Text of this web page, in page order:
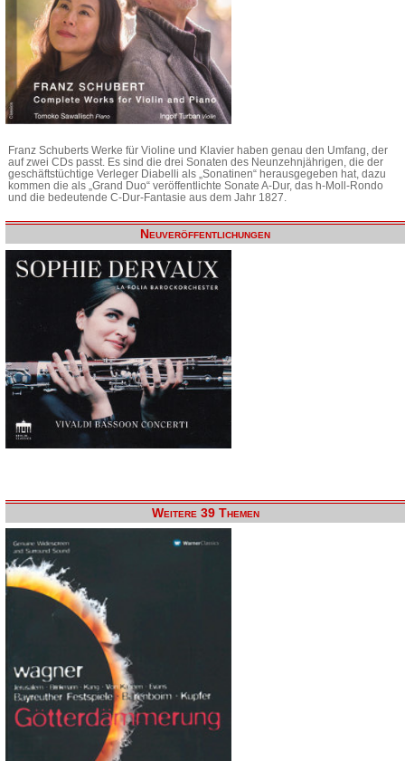
Franz Schuberts Werke für Violine und Klavier haben genau den Umfang, der
auf zwei CDs passt. Es sind die drei Sonaten des Neunzehnjährigen, die der
geschäftstüchtige Verleger Diabelli als „Sonatinen“ herausgegeben hat, dazu
kommen die als „Grand Duo“ veröffentlichte Sonate A-Dur, das h-Moll-Rondo
und die bedeutende C-Dur-Fantasie aus dem Jahr 1827.
Neuveröffentlichungen
Weitere 39 Themen